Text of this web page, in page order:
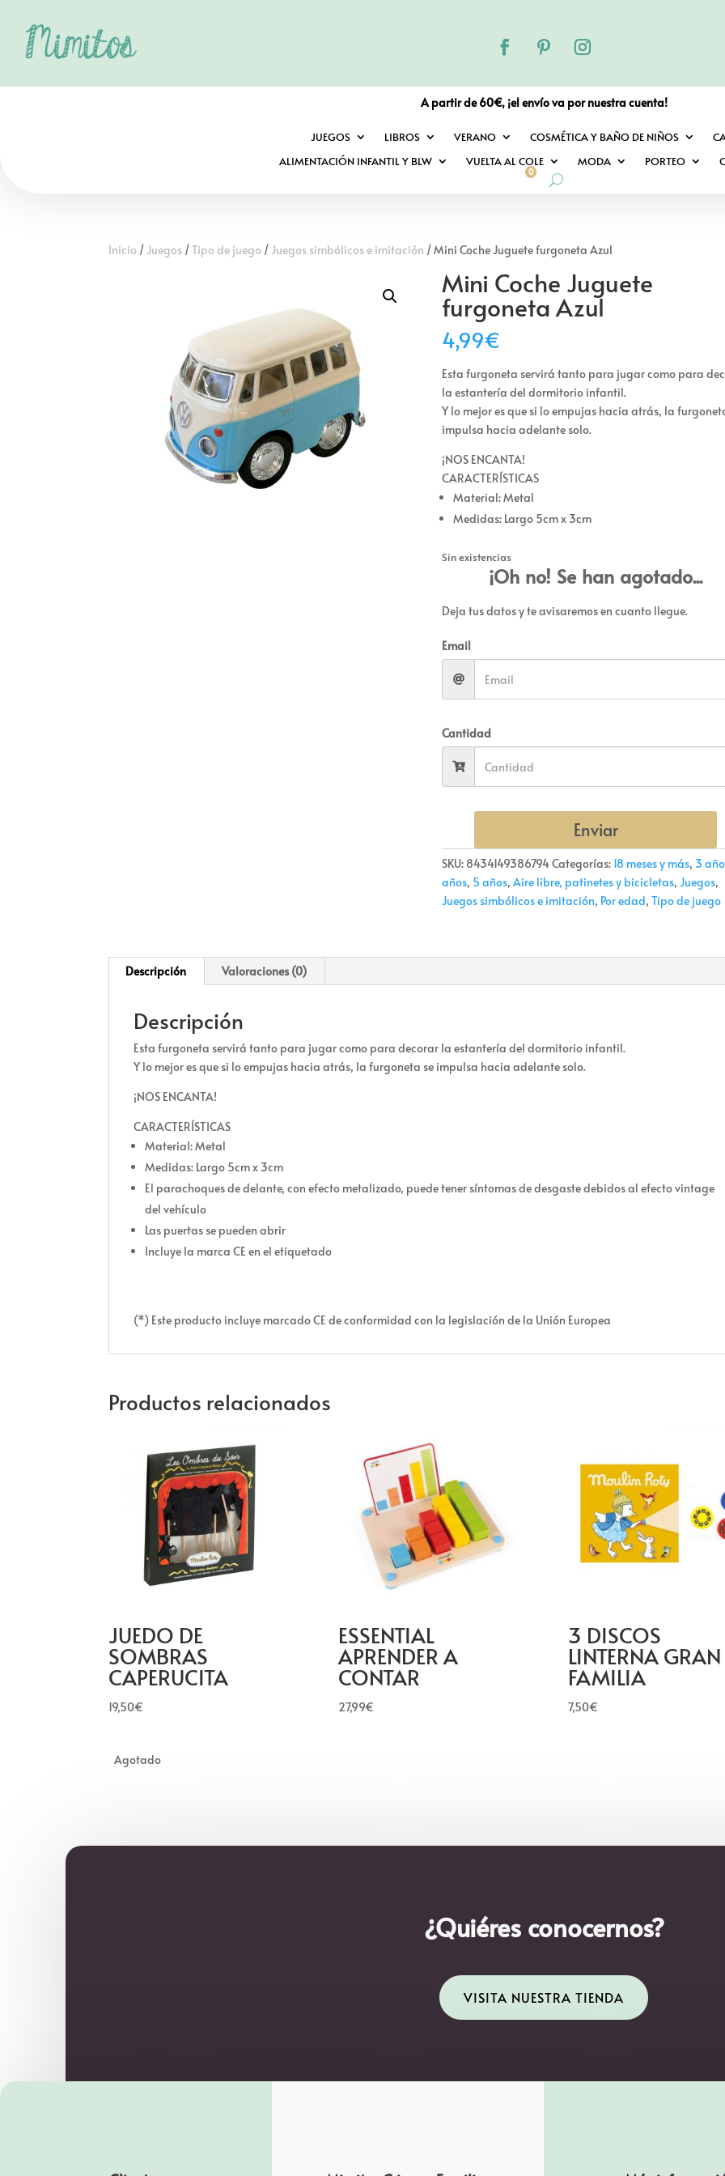
A partir de 60€, ¡el envío va por nuestra cuenta!
JUEGOS LIBROS VERANO COSMÉTICA Y BAÑO DE NIÑOS
ALIMENTACIÓN INFANTIL Y BLW
VUELTA AL COLE MODA PORTEO
0
Inicio / Juegos /Tipo de juego / Juegos simbólicos e imitación / Mini Coche Juguete furgoneta Azul
Mini Coche Juguete
furgoneta Azul
4,99€
Esta furgoneta servirá tanto para jugar como para
la estantería del dormitorio infantil.
Y lo mejor es que si lo empujas hacia atrás, la
impulsa hacia adelante solo.
¡NOS ENCANTA!
CARACTERÍSTICAS
Material: Metal
Medidas: Largo 5cm x 3cm
Sin existencias
¡Oh no! Se han agotado...
Deja tus datos y te avisaremos en cuanto llegue.
Email
Cantidad
Enviar
SKU: 8434149386794Categorías: 18 meses y más, 3
años, 5 años,Aire libre, patinetes y bicicletas,Juegos,
Juegos simbólicos e imitación, Por edad,Tipo de juego
Descripción Valoraciones (0)
Descripción
Esta furgoneta servirá tanto para jugar como para decorar la estantería del dormitorio infantil.
Y lo mejor es que si lo empujas hacia atrás, la furgoneta se impulsa hacia adelante solo.
¡NOS ENCANTA!
CARACTERÍSTICAS
Material: Metal
Medidas: Largo 5cm x 3cm
El parachoques de delante, con efecto metalizado, puede tener síntomas de desgaste debidos al efecto vintage
del vehículo
Las puertas se pueden abrir
Incluye la marca CE en el etiquetado
(*) Este producto incluye marcado CE de conformidad con la legislación de la Unión Europea
Productos relacionados
JUEDO DE
SOMBRAS
CAPERUCITA
19,50€
ESSENTIAL
APRENDER A
CONTAR
27,99€
3 DISCOS
LINTERNA GRAN
FAMILIA
7,50€
¿Quiéres conocernos?
VISITA NUESTRA TIENDA